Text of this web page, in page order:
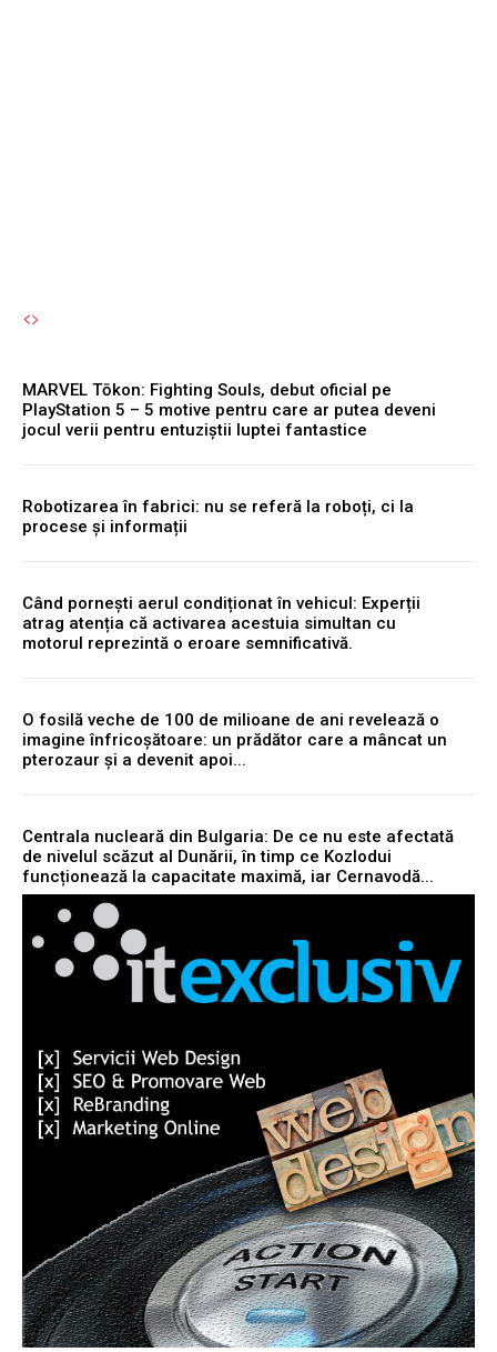
MARVEL Tōkon: Fighting Souls, debut oficial pe
PlayStation 5 – 5 motive pentru care ar putea deveni
jocul verii pentru entuziștii luptei fantastice
Robotizarea în fabrici: nu se referă la roboți, ci la
procese și informații
Când pornești aerul condiționat în vehicul: Experții
atrag atenția că activarea acestuia simultan cu
motorul reprezintă o eroare semnificativă.
O fosilă veche de 100 de milioane de ani revelează o
imagine înfricoșătoare: un prădător care a mâncat un
pterozaur și a devenit apoi...
Centrala nucleară din Bulgaria: De ce nu este afectată
de nivelul scăzut al Dunării, în timp ce Kozlodui
funcționează la capacitate maximă, iar Cernavodă...